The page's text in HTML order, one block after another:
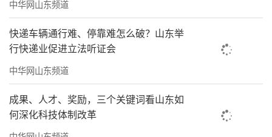
中华网山东频道
快递车辆通行难、停靠难怎么破？山东举
行快递业促进立法听证会
中华网山东频道
成果、人才、奖励，三个关键词看山东如
何深化科技体制改革